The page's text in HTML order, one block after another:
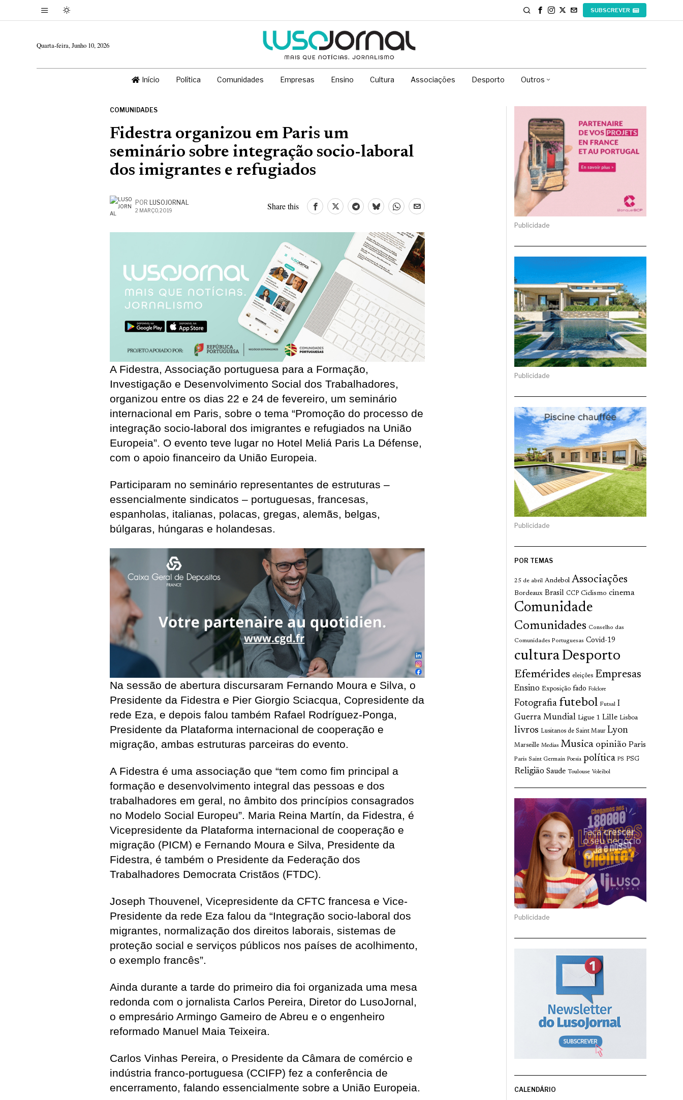
SUBSCREVER
Quarta-feira, Junho 10, 2026
Início Política Comunidades Empresas Ensino Cultura Associações Desporto Outros
COMUNIDADES
Fidestra organizou em Paris um
seminário sobre integração socio-laboral
dos imigrantes e refugiados
POR LUSOJORNAL
2 MARÇO, 2019 Share this
A Fidestra, Associação portuguesa para a Formação,
Investigação e Desenvolvimento Social dos Trabalhadores,
organizou entre os dias 22 e 24 de fevereiro, um seminário
internacional em Paris, sobre o tema “Promoção do processo de
integração socio-laboral dos imigrantes e refugiados na União
Europeia”. O evento teve lugar no Hotel Meliá Paris La Défense,
com o apoio financeiro da União Europeia.
Participaram no seminário representantes de estruturas –
essencialmente sindicatos – portuguesas, francesas,
espanholas, italianas, polacas, gregas, alemãs, belgas,
búlgaras, húngaras e holandesas.
Na sessão de abertura discursaram Fernando Moura e Silva, o
Presidente da Fidestra e Pier Giorgio Sciacqua, Copresidente da
rede Eza, e depois falou também Rafael Rodríguez-Ponga,
Presidente da Plataforma internacional de cooperação e
migração, ambas estruturas parceiras do evento.
A Fidestra é uma associação que “tem como fim principal a
formação e desenvolvimento integral das pessoas e dos
trabalhadores em geral, no âmbito dos princípios consagrados
no Modelo Social Europeu”. Maria Reina Martín, da Fidestra, é
Vicepresidente da Plataforma internacional de cooperação e
migração (PICM) e Fernando Moura e Silva, Presidente da
Fidestra, é também o Presidente da Federação dos
Trabalhadores Democrata Cristãos (FTDC).
Joseph Thouvenel, Vicepresidente da CFTC francesa e Vice-
Presidente da rede Eza falou da “Integração socio-laboral dos
migrantes, normalização dos direitos laborais, sistemas de
proteção social e serviços públicos nos países de acolhimento,
o exemplo francês”.
Ainda durante a tarde do primeiro dia foi organizada uma mesa
redonda com o jornalista Carlos Pereira, Diretor do LusoJornal,
o empresário Armingo Gameiro de Abreu e o engenheiro
reformado Manuel Maia Teixeira.
Carlos Vinhas Pereira, o Presidente da Câmara de comércio e
indústria franco-portuguesa (CCIFP) fez a conferência de
encerramento, falando essencialmente sobre a União Europeia.
Publicidade
Publicidade
Publicidade
POR TEMAS
25 de abril Andebol Associações
Bordeaux Brasil CCP Ciclismo cinema
Comunidade
Comunidades Conselho das
Comunidades Portuguesas Covid-19
culturaDesporto
Efemérides eleições Empresas
Ensino Exposição fado Folclore
Fotografia futebol Futsal I
Guerra Mundial Ligue 1 Lille Lisboa
livros Lusitanos de Saint Maur Lyon
Marseille Medias Musica opinião Paris
Paris Saint Germain Poesia política PS PSG
Religião Saude Toulouse Voleibol
Publicidade
CALENDÁRIO